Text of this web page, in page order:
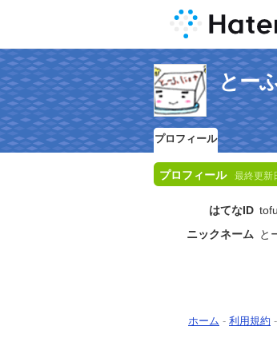
とー
プロフィール
プロフィール 最終更新
はてなID
ニックネーム と
ホーム - 利用規約 -